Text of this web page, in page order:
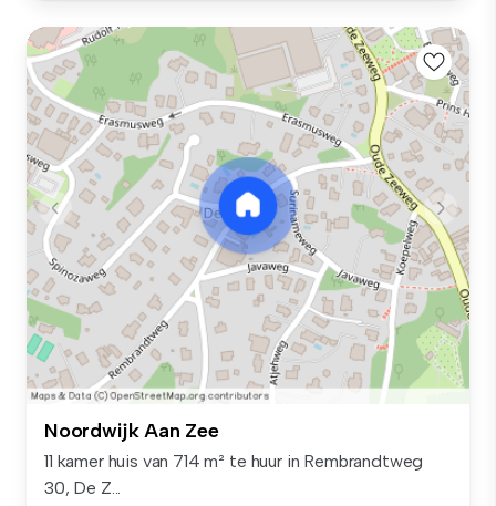
Noordwijk Aan Zee
11 kamer huis van 714 m² te huur in Rembrandtweg
30, De Z...